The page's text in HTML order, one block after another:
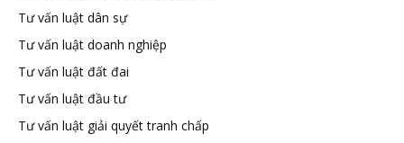
Tư vấn luật dân sự
Tư vấn luật doanh nghiệp
Tư vấn luật đất đai
Tư vấn luật đầu tư
Tư vấn luật giải quyết tranh chấp